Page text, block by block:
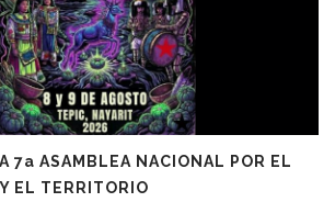
7a ASAMBLEA NACIONAL POR EL
EL TERRITORIO